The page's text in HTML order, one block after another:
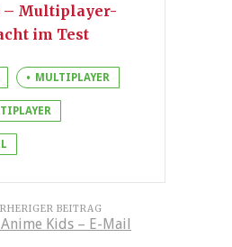
– Multiplayer-
im Test
MULTIPLAYER
BEITRAG
Kids – E-Mail